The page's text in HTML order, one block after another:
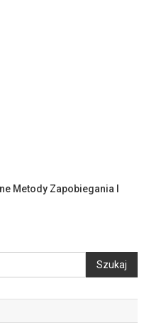
Metody Zapobiegania I
Szukaj